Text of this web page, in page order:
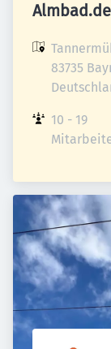
Almbad.de
83735
10 - 19